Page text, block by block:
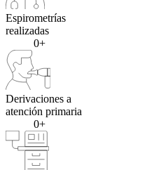
Espirometrías
realizadas
0+
Derivaciones a
atención primaria
0+